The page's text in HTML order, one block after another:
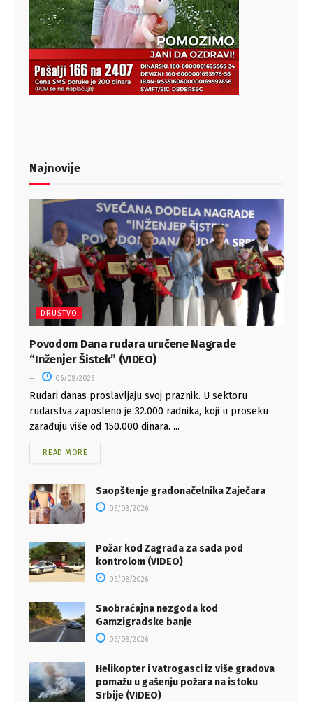
Najnovije
DRUŠTVO
Povodom Dana rudara uručene Nagrade
“Inženjer Šistek” (VIDEO)
06/08/2026
Rudari danas proslavljaju svoj praznik. U sektoru
rudarstva zaposleno je 32.000 radnika, koji u proseku
zarađuju više od 150.000 dinara. ...
READ MORE
Saopštenje gradonačelnika Zaječara
06/08/2026
Požar kod Zagrađa za sada pod
kontrolom (VIDEO)
05/08/2026
Saobraćajna nezgoda kod
Gamzigradske banje
05/08/2026
Helikopter i vatrogasci iz više gradova
pomažu u gašenju požara na istoku
Srbije (VIDEO)